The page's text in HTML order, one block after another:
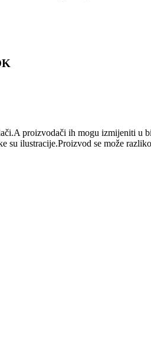
proizvodači ih mogu izmijeniti u
su ilustracije.Proizvod se može